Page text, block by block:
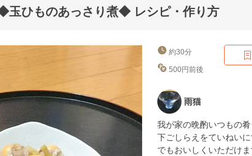
ひものあっさり煮◆ レシピ・作り方
約30分
500円前後
雨猫
我が家の晩酌いつもの肴
下ごしらえをていねい
でもおいしくいただけま